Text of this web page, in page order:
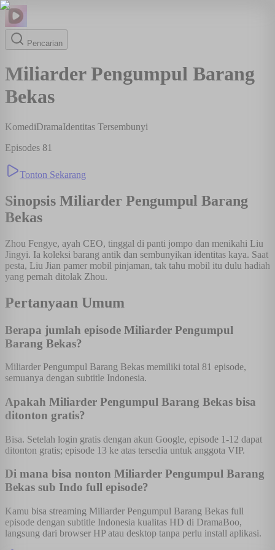
Pencarian
Miliarder Pengumpul Barang
Bekas
KomediDramaIdentitas Tersembunyi
Episodes 81
Tonton Sekarang
Sinopsis Miliarder Pengumpul Barang
Bekas
Zhou Fengye, ayah CEO, tinggal di panti jompo dan menikahi Liu
Jingyi. Ia koleksi barang antik dan sembunyikan identitas kaya. Saat
pesta, Liu Jian pamer mobil pinjaman, tak tahu mobil itu dulu hadiah
yang pernah ditolak Zhou.
Pertanyaan Umum
Berapa jumlah episode Miliarder Pengumpul
Barang Bekas?
Miliarder Pengumpul Barang Bekas memiliki total 81 episode,
semuanya dengan subtitle Indonesia.
Apakah Miliarder Pengumpul Barang Bekas bisa
ditonton gratis?
Bisa. Setelah login gratis dengan akun Google, episode 1-12 dapat
ditonton gratis; episode 13 ke atas tersedia untuk anggota VIP.
Di mana bisa nonton Miliarder Pengumpul Barang
Bekas sub Indo full episode?
Kamu bisa streaming Miliarder Pengumpul Barang Bekas full
episode dengan subtitle Indonesia kualitas HD di DramaBoo,
langsung dari browser HP atau desktop tanpa perlu install aplikasi.